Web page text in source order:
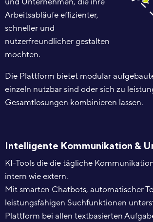
Arbeitsabläufe effizienter,
schneller und
nutzerfreundlicher gestalten
möchten.
Die Plattform bietet modular
einzeln nutzbar sind oder sich zu
Gesamtlösungen kombinieren lassen.
Intelligente Kommunikation &
KI-Tools die die tägliche
intern wie extern.
Mit smarten Chatbots, automatischer
leistungsfähigen Suchfunktionen
Plattform bei allen textbasierten